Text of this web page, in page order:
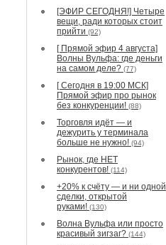
[ЭФИР СЕГОДНЯ!] Четыре
вещи, ради которых стоит
прийти (92)
[ Прямой эфир 4 августа]
Волны Вульфа: где деньги
на самом деле? (77)
[ Сегодня в 19:00 МСК]
Прямой эфир про рынок
без конкуренции! (88)
Торговля идёт — и
дежурить у терминала
больше не нужно! (94)
Рынок, где НЕТ
конкурентов! (114)
+20% к счёту — и ни одной
сделки, открытой
руками! (130)
Волна Вульфа или просто
красивый зигзаг? (144)